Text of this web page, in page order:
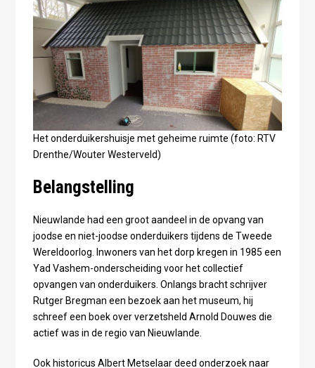
Het onderduikershuisje met geheime ruimte (foto: RTV
Drenthe/Wouter Westerveld)
Belangstelling
Nieuwlande had een groot aandeel in de opvang van
joodse en niet-joodse onderduikers tijdens de Tweede
Wereldoorlog. Inwoners van het dorp kregen in 1985 een
Yad Vashem-onderscheiding voor het collectief
opvangen van onderduikers. Onlangs bracht schrijver
Rutger Bregman een bezoek aan het museum, hij
schreef een boek over verzetsheld Arnold Douwes die
actief was in de regio van Nieuwlande.
Ook historicus Albert Metselaar deed onderzoek naar